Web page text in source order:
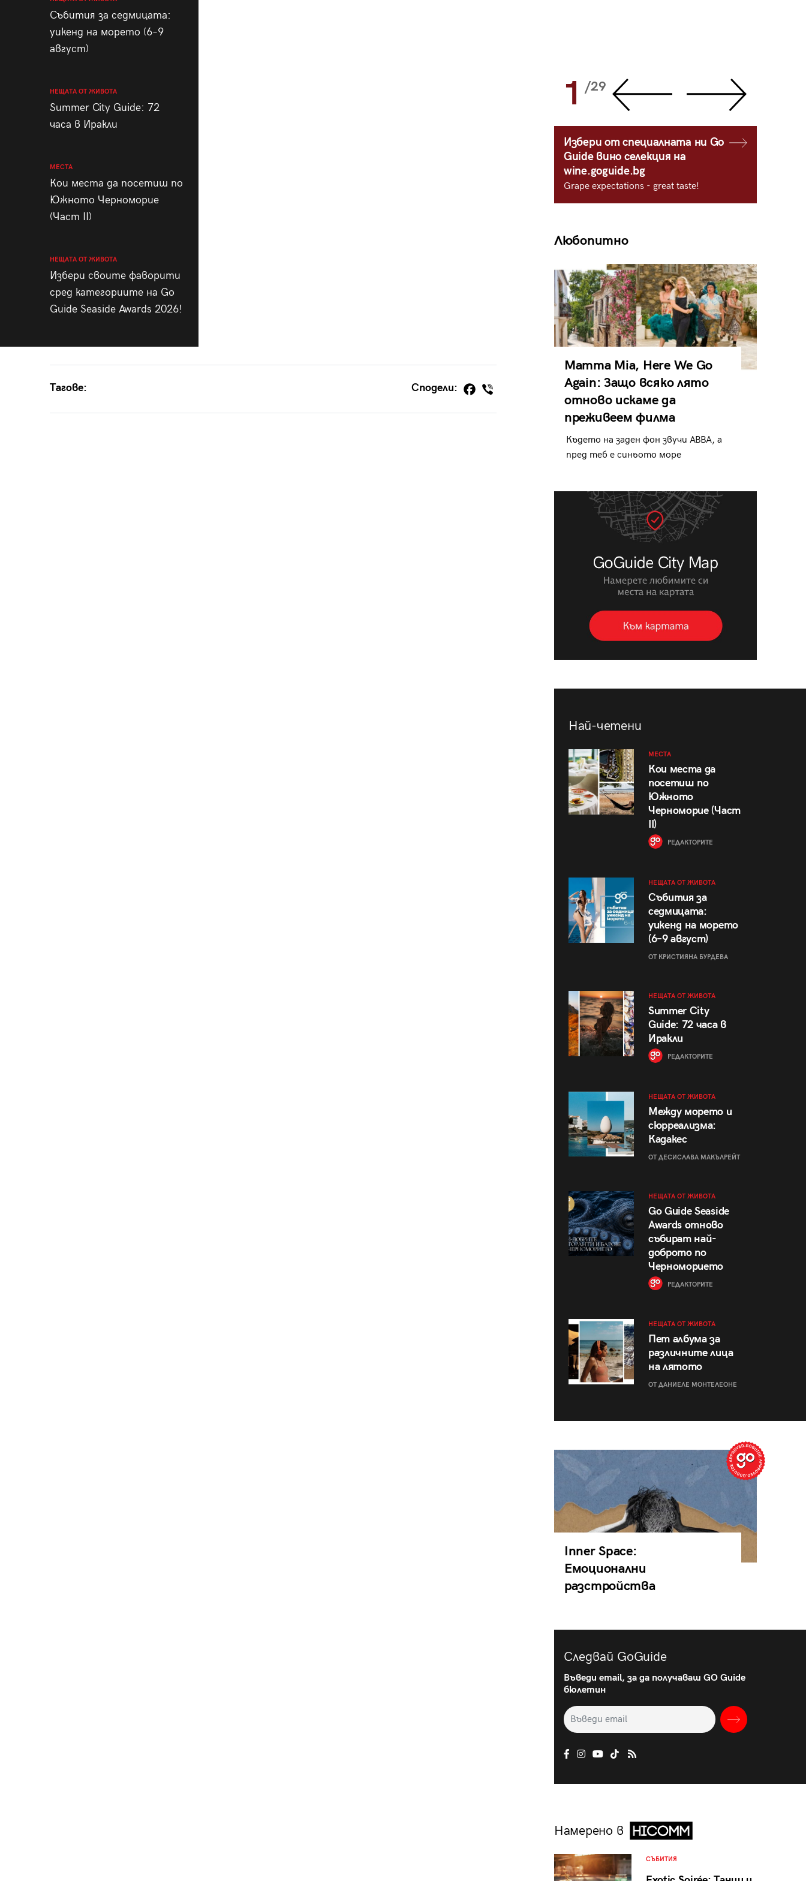
Събития за седмицата:
уикенд на морето (6–9
август)
НЕЩАТА ОТ ЖИВОТА
Summer City Guide: 72
часа в Иракли
МЕСТА
Кои места да посетиш по
Южното Черноморие
(Част II)
НЕЩАТА ОТ ЖИВОТА
Избери своите фаворити
сред категориите на Go
Guide Seaside Awards 2026!
Тагове: Сподели:
28 1 /29
Избери от специалната ни Go
Guide вино селекция на
wine.goguide.bg
Grape expectations - great taste!
Любопитно
Mamma Mia, Here We Go
Again: Защо всяко лято
отново искаме да
преживеем филма
Където на заден фон звучи ABBA, а
пред теб е синьото море
Най-четени
МЕСТА
Кои места да
посетиш по
Южното
Черноморие (Част
II)
РЕДАКТОРИТЕ
НЕЩАТА ОТ ЖИВОТА
Събития за
седмицата:
уикенд на морето
(6–9 август)
ОТ КРИСТИЯНА БУРДЕВА
НЕЩАТА ОТ ЖИВОТА
Summer City
Guide: 72 часа в
Иракли
РЕДАКТОРИТЕ
НЕЩАТА ОТ ЖИВОТА
Между морето и
сюрреализма:
Кадакес
ОТ ДЕСИСЛАВА МАКЪЛРЕЙТ
НЕЩАТА ОТ ЖИВОТА
Go Guide Seaside
Awards отново
събират най-
доброто по
Черноморието
РЕДАКТОРИТЕ
НЕЩАТА ОТ ЖИВОТА
Пет албума за
различните лица
на лятото
ОТ ДАНИЕЛЕ МОНТЕЛЕОНЕ
Inner Space:
Емоционални
разстройства
Следвай GoGuide
Въведи email, за да получаваш GO Guide
бюлетин
Намерено в
СЪБИТИЯ